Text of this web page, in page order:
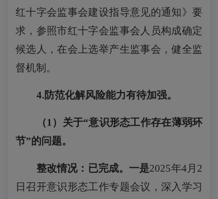
红十字会监事会建设指导意见的通知》要
求，参照市红十字会监事会人员构成确定
候选人，在会上选举产生监事会，健全监
督机制。
4.防范化解风险能力有待加强。
（1）关于“意识形态工作存在薄弱环
节”的问题。
整改情况：已完成。一是2025年4 月 2
日召开意识形态工作专题会议，深入学习